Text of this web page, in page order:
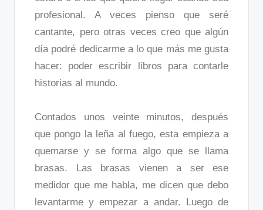
profesional. A veces pienso que seré
cantante, pero otras veces creo que algún
día podré dedicarme a lo que más me gusta
hacer: poder escribir libros para contarle
historias al mundo.
Contados unos veinte minutos, después
que pongo la leña al fuego, esta empieza a
quemarse y se forma algo que se llama
brasas. Las brasas vienen a ser ese
medidor que me habla, me dicen que debo
levantarme y empezar a andar. Luego de